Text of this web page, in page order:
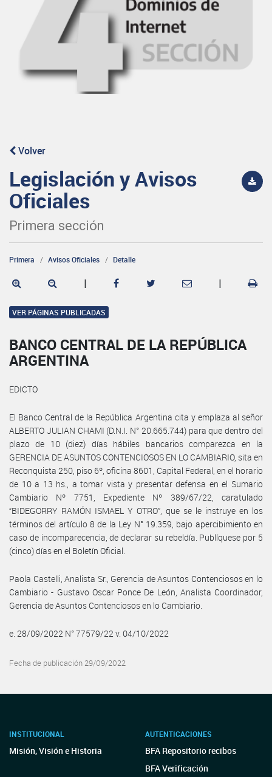
Volver
Legislación y Avisos
Oficiales
Primera sección
Primera Avisos Oficiales Detalle
| |
VER PÁGINAS PUBLICADAS
BANCO CENTRAL DE LA REPÚBLICA
ARGENTINA
EDICTO
El Banco Central de la República Argentina cita y emplaza al señor
ALBERTO JULIAN CHAMI (D.N.I. N° 20.665.744) para que dentro del
plazo de 10 (diez) días hábiles bancarios comparezca en la
GERENCIA DE ASUNTOS CONTENCIOSOS EN LO CAMBIARIO, sita en
Reconquista 250, piso 6º, oficina 8601, Capital Federal, en el horario
de 10 a 13 hs., a tomar vista y presentar defensa en el Sumario
Cambiario Nº 7751, Expediente Nº 389/67/22, caratulado
“BIDEGORRY RAMÓN ISMAEL Y OTRO”, que se le instruye en los
términos del artículo 8 de la Ley N° 19.359, bajo apercibimiento en
caso de incomparecencia, de declarar su rebeldía. Publíquese por 5
(cinco) días en el Boletín Oficial.
Paola Castelli, Analista Sr., Gerencia de Asuntos Contenciosos en lo
Cambiario - Gustavo Oscar Ponce De León, Analista Coordinador,
Gerencia de Asuntos Contenciosos en lo Cambiario.
e. 28/09/2022 N° 77579/22 v. 04/10/2022
Fecha de publicación 29/09/2022
INSTITUCIONAL
Misión, Visión e Historia
AUTENTICACIONES
BFA Repositorio recibos
BFA Verificación